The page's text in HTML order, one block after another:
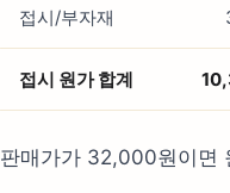
접시/부자재
접시 원가 합계
판매가가 32,000원이면